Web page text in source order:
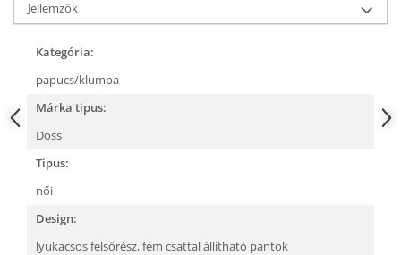
Jellemzők
Kategória:
papucs/klumpa
Márka tipus:
Doss
Tipus:
női
Design:
lyukacsos felsőrész,fém csattal állítható pántok